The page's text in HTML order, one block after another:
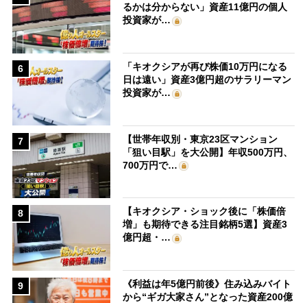
るかは分からない」資産11億円の個人
投資家が…
6
「キオクシアが再び株価10万円になる
日は遠い」資産3億円超のサラリーマン
投資家が…
7
【世帯年収別・東京23区マンション
「狙い目駅」を大公開】年収500万円、
700万円で…
8
【キオクシア・ショック後に「株価倍
増」も期待できる注目銘柄5選】資産3
億円超・…
9
《利益は年5億円前後》住み込みバイト
から“ギガ大家さん”となった資産200億